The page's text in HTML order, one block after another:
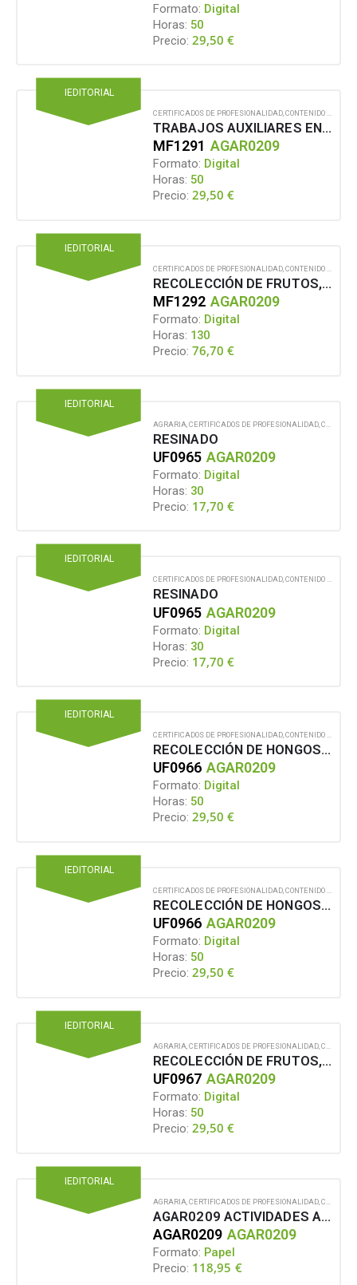
Formato: Digital
Horas: 50
Precio: 29,50€
IEDITORIAL
CERTIFICADOS DE PROFESIONALIDAD CONTENIDO EN FORMATO DIGITAL
TRABAJOS AUXILIARES EN OPERACIONES DE DESCORCHE
MF1291 AGAR0209
Formato: Digital
Horas: 50
Precio: 29,50€
IEDITORIAL
CERTIFICADOS DE PROFESIONALIDAD CONTENIDO EN FORMATO DIGITAL
RECOLECCIÓN DE FRUTOS, SEMILLAS, HONGOS, PLANTAS Y OTROS PRODUCTOS FORESTALES COMERCIALIZABLES
MF1292 AGAR0209
Formato: Digital
Horas: 130
Precio: 76,70€
IEDITORIAL
AGRARIA CERTIFICADOS DE PROFESIONALIDAD CONTENIDO EN FORMATO DIGITAL
RESINADO
UF0965 AGAR0209
Formato: Digital
Horas: 30
Precio: 17,70€
IEDITORIAL
CERTIFICADOS DE PROFESIONALIDAD,CONTENIDO EN FORMATO DIGITAL
RESINADO
UF0965 AGAR0209
Formato: Digital
Horas: 30
Precio: 17,70€
IEDITORIAL
CERTIFICADOS DE PROFESIONALIDAD,CONTENIDO EN FORMATO DIGITAL
RECOLECCIÓN DE HONGOS SILVESTRES
UF0966 AGAR0209
Formato: Digital
Horas: 50
Precio: 29,50€
IEDITORIAL
CERTIFICADOS DE PROFESIONALIDAD CONTENIDO EN FORMATO DIGITAL
RECOLECCIÓN DE HONGOS SILVESTRES
UF0966 AGAR0209
Formato: Digital
Horas: 50
Precio: 29,50€
IEDITORIAL
AGRARIA CERTIFICADOS DE PROFESIONALIDAD CONTENIDO EN FORMATO DIGITAL
RECOLECCIÓN DE FRUTOS, SEMILLAS, PLANTAS Y OTROS PRODUCTOS COMERCIALIZABLES
UF0967 AGAR0209
Formato: Digital
Horas: 50
Precio: 29,50€
IEDITORIAL
AGRARIA CERTIFICADOS DE PROFESIONALIDAD CONTENIDO EN FORMATO PAPEL
AGAR0209 ACTIVIDADES AUXILIARES EN APROVECHAMIENTOS FORESTALES
AGAR0209 AGAR0209
Formato: Papel
Precio: 118,95 €